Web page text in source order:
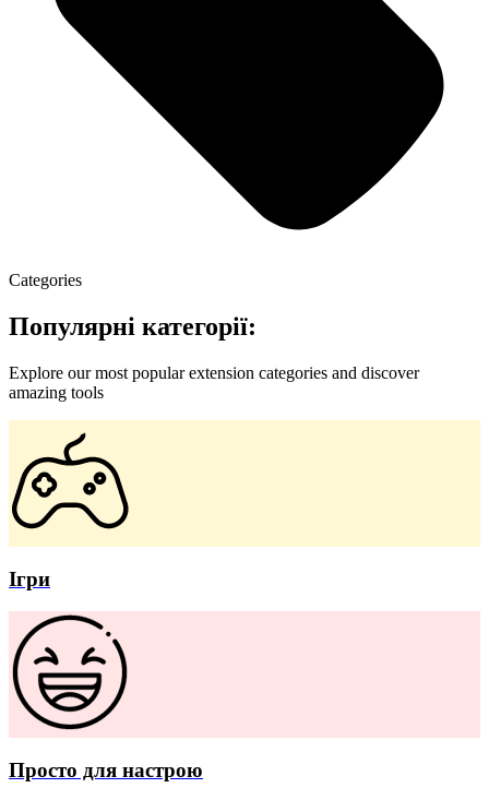
Categories
Популярні категорії:
Explore our most popular extension categories and discover
amazing tools
Ігри
Просто для настрою